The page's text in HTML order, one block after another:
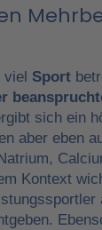
viel Sport
sich ein
aber eben
Kontext